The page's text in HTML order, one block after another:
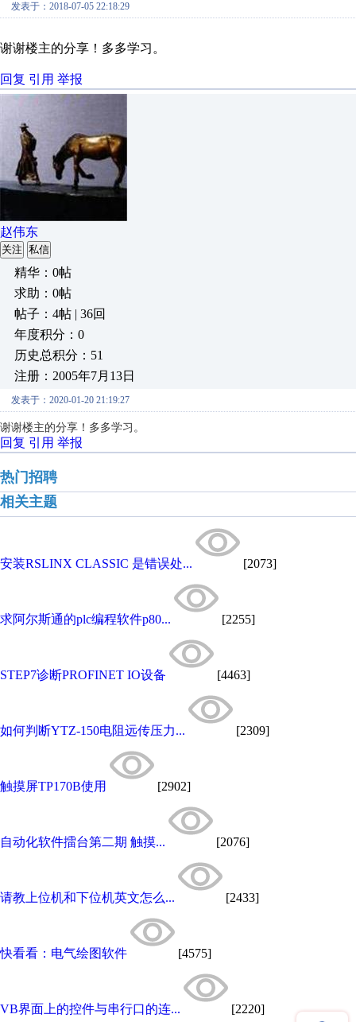
发表于：2018-07-05 22:18:29
谢谢楼主的分享！多多学习。
回复 引用 举报
赵伟东
关注 私信
精华：0帖
求助：0帖
帖子：4帖 | 36回
年度积分：0
历史总积分：51
注册：2005年7月13日
发表于：2020-01-20 21:19:27
谢谢楼主的分享！多多学习。
回复 引用 举报
热门招聘
相关主题
安装RSLINX CLASSIC 是错误处... [2073]
求阿尔斯通的plc编程软件p80... [2255]
STEP7诊断PROFINET IO设备 [4463]
如何判断YTZ-150电阻远传压力... [2309]
触摸屏TP170B使用 [2902]
自动化软件擂台第二期 触摸... [2076]
请教上位机和下位机英文怎么... [2433]
快看看：电气绘图软件 [4575]
VB界面上的控件与串行口的连... [2220]